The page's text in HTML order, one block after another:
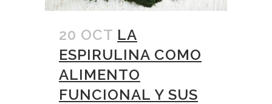
20 OCT LA
ESPIRULINA COMO
ALIMENTO
FUNCIONAL Y SUS